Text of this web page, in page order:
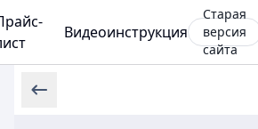
Видеоинструкция
Старая
версия
сайта